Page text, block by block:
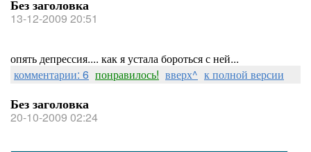
Без заголовка
13-12-2009 20:51
опять депрессия.... как я устала бороться с ней...
комментарии: 6 понравилось! вверх^ к полной версии
Без заголовка
20-10-2009 02:24